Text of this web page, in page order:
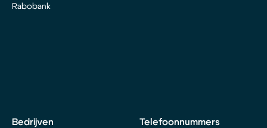
Rabobank
Bedrijven Telefoonnummers